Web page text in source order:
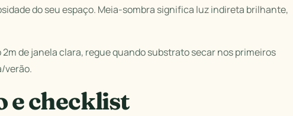
do seu espaço. Meia-sombra significa luz indireta brilhante,
de janela clara, regue quando substrato secar nos primeiros
verão.
e checklist